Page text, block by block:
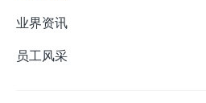
业界资讯
员工风采